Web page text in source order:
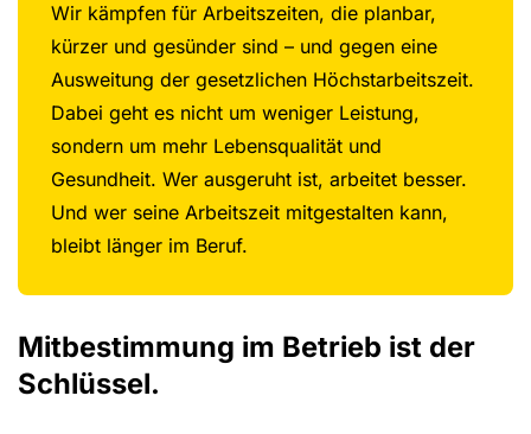
Wir kämpfen für Arbeitszeiten, die planbar,
kürzer und gesünder sind – und gegen eine
Ausweitung der gesetzlichen Höchstarbeitszeit.
Dabei geht es nicht um weniger Leistung,
sondern um mehr Lebensqualität und
Gesundheit. Wer ausgeruht ist, arbeitet besser.
Und wer seine Arbeitszeit mitgestalten kann,
bleibt länger im Beruf.
Mitbestimmung im Betrieb ist der
Schlüssel.